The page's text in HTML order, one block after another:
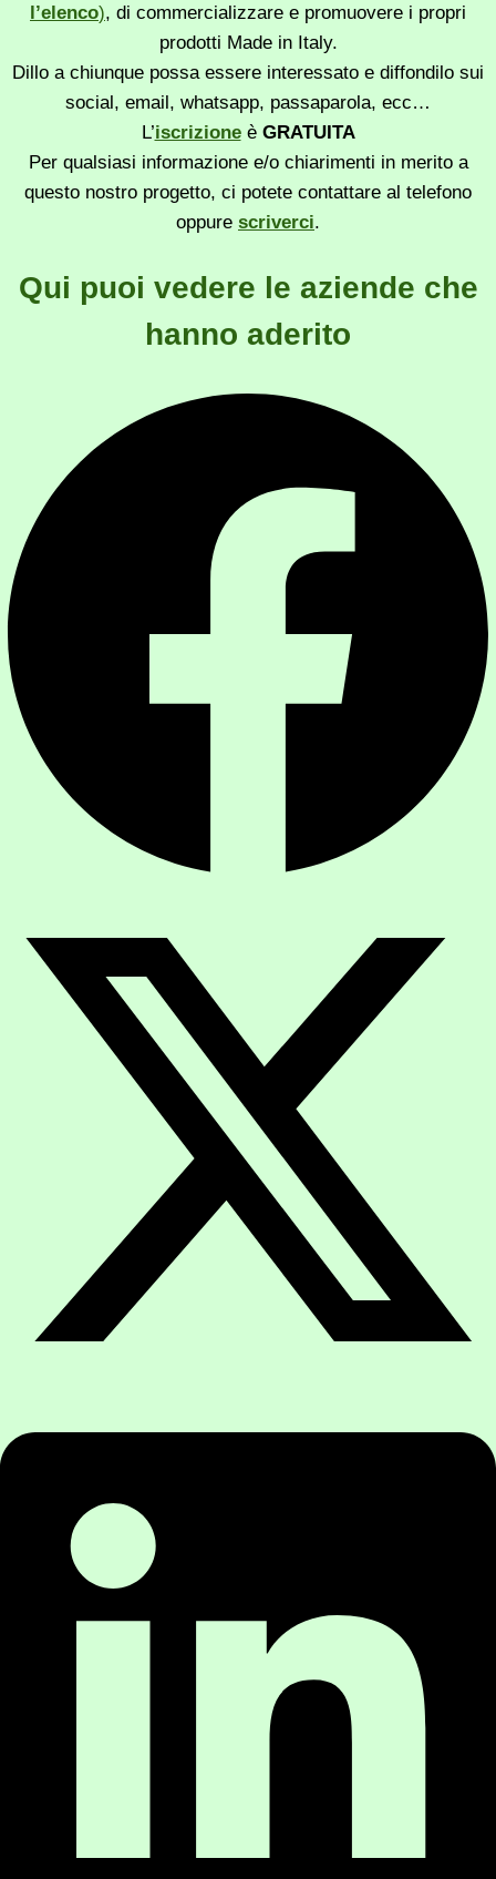
l’elenco), di commercializzare e promuovere i propri
prodotti Made in Italy.
Dillo a chiunque possa essere interessato e diffondilo sui
social, email, whatsapp, passaparola, ecc…
L’iscrizioneè GRATUITA
Per qualsiasi informazione e/o chiarimenti in merito a
questo nostro progetto, ci potete contattare al telefono
oppure scriverci.
Qui puoi vedere le aziende che
hanno aderito